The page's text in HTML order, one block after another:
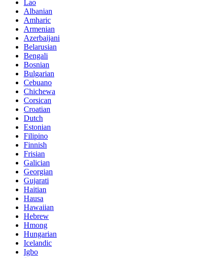
Lao
Albanian
Amharic
Armenian
Azerbaijani
Belarusian
Bengali
Bosnian
Bulgarian
Cebuano
Chichewa
Corsican
Croatian
Dutch
Estonian
Filipino
Finnish
Frisian
Galician
Georgian
Gujarati
Haitian
Hausa
Hawaiian
Hebrew
Hmong
Hungarian
Icelandic
Igbo